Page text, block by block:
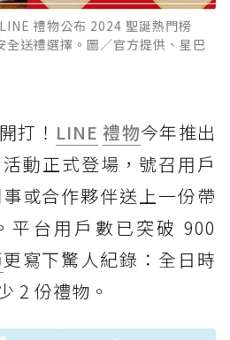
禮物公布 2024 聖誕熱門榜
全送禮選擇。圖／官方提供、星巴
打！ LINE 禮物今年推出
動正式登場，號召用戶
或合作夥伴送上一份帶
平台用戶數已突破 900
更寫下驚人紀錄：全日時
2 份禮物。